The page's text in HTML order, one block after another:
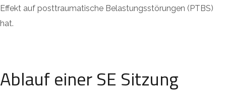
Effekt auf posttraumatische Belastungsstörungen (PTBS)
hat.
Ablauf einer SE Sitzung